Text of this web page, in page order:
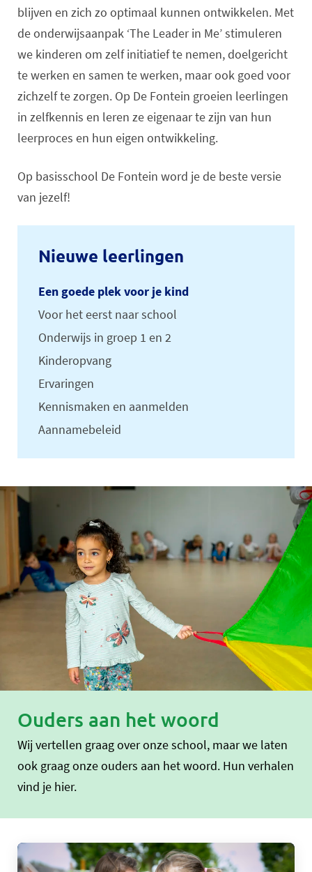
blijven en zich zo optimaal kunnen ontwikkelen. Met
de onderwijsaanpak ‘The Leader in Me’ stimuleren
we kinderen om zelf initiatief te nemen, doelgericht
te werken en samen te werken, maar ook goed voor
zichzelf te zorgen. Op De Fontein groeien leerlingen
in zelfkennis en leren ze eigenaar te zijn van hun
leerproces en hun eigen ontwikkeling.
Op basisschool De Fontein word je de beste versie
van jezelf!
Nieuwe leerlingen
Een goede plek voor je kind
Voor het eerst naar school
Onderwijs in groep 1 en 2
Kinderopvang
Ervaringen
Kennismaken en aanmelden
Aannamebeleid
Ouders aan het woord
Wij vertellen graag over onze school, maar we laten
ook graag onze ouders aan het woord. Hun verhalen
vind je hier.